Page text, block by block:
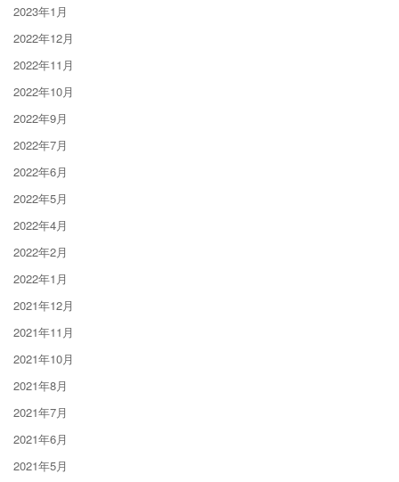
2023年1月
2022年12月
2022年11月
2022年10月
2022年9月
2022年7月
2022年6月
2022年5月
2022年4月
2022年2月
2022年1月
2021年12月
2021年11月
2021年10月
2021年8月
2021年7月
2021年6月
2021年5月